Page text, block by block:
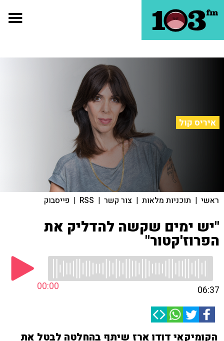
איריס קול
ראשי | תוכניות מלאות | צור קשר |
RSS
| פייסבוק
"יש ימים שקשה להדליק את
הפרוז'קטור"
00:00 06:37
הקומיקאי דודו ארז שיתף בהחלטה לבטל את